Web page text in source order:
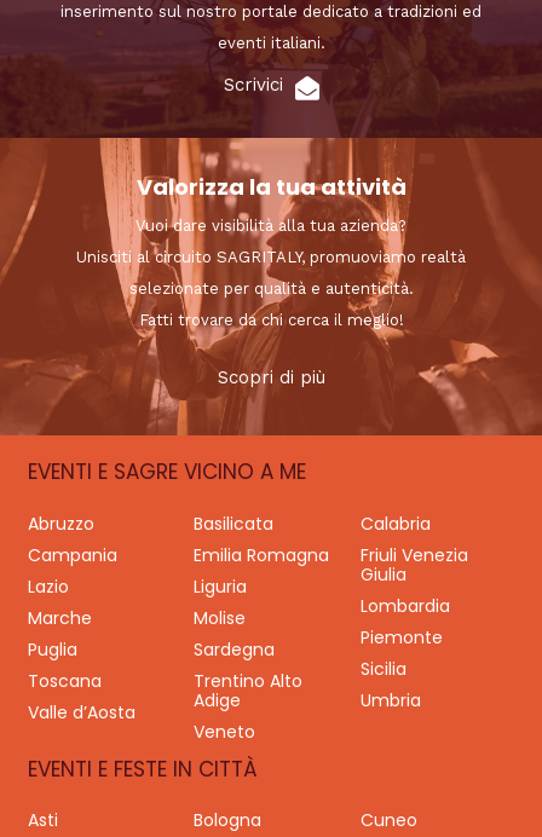
inserimento sul nostro portale dedicato a tradizioni ed
eventi italiani.
Scrivici
Valorizza la tua attività
Vuoi dare visibilità alla tua azienda?
Unisciti al circuito SAGRITALY, promuoviamo realtà
selezionate per qualità e autenticità.
Fatti trovare da chi cerca il meglio!
Scopri di più
EVENTI E SAGRE VICINO A ME
Abruzzo Basilicata
Calabria
Campania
Emilia Romagna
Friuli Venezia
Giulia
Lazio
Liguria
Lombardia
Marche
Molise
Piemonte
Puglia
Sardegna
Sicilia
Toscana
Trentino Alto
Adige
Umbria
Valle d’Aosta
Veneto
EVENTI E FESTE IN CITTÀ
Asti Bologna
Cuneo